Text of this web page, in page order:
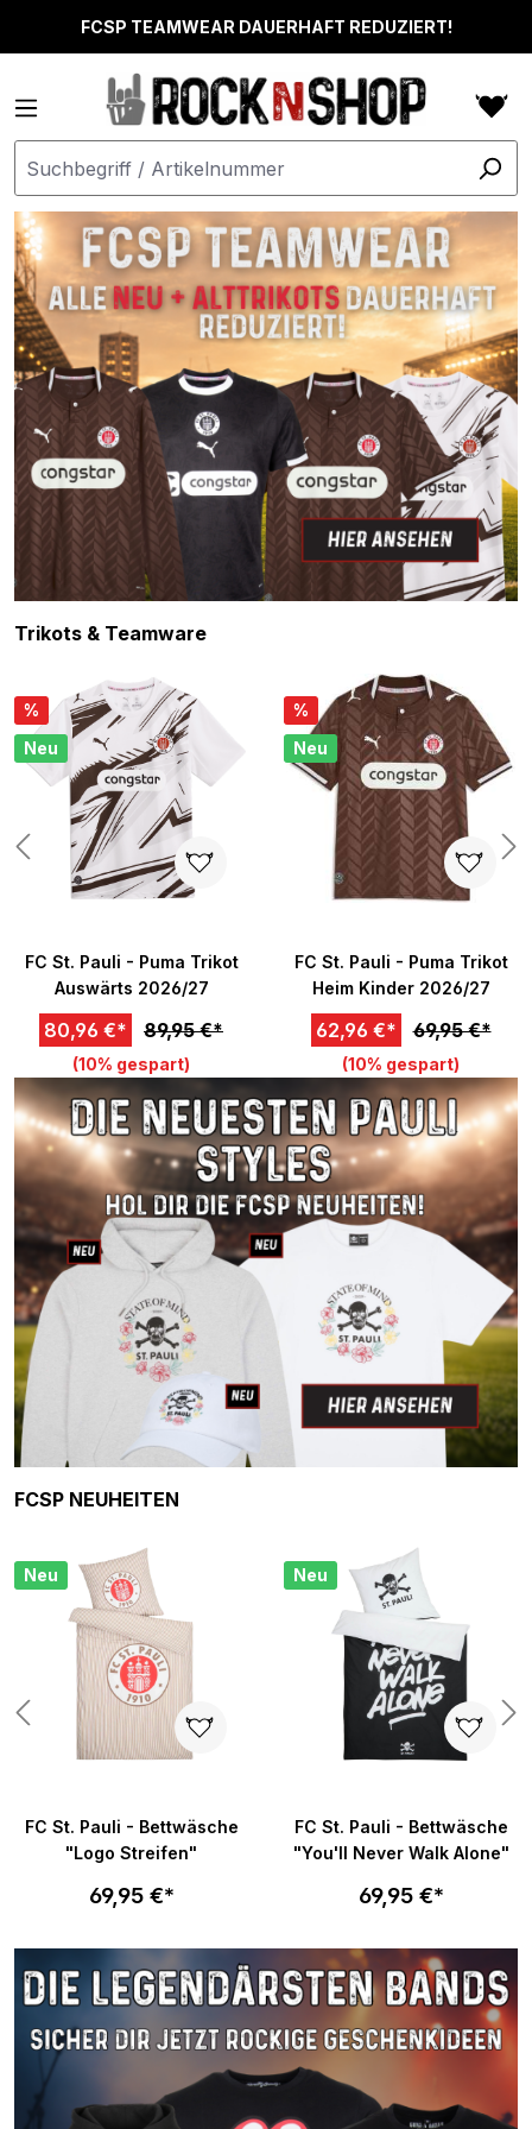
springenFCSP TEAMWEAR DAUERHAFT REDUZIERT!
Produktgalerie überspringen
Trikots & Teamware
von 5 Sternen
%
Neu
FC St. Pauli - Puma Trikot
Auswärts 2026/27
80,96 €* 89,95 €*
(10% gespart)
%
Neu
FC St. Pauli - Puma Trikot
Heim Kinder 2026/27
62,96 €* 69,95 €*
(10% gespart)
Produktgalerie überspringen
FCSP NEUHEITEN
von 5 Sternen
Neu
FC St. Pauli - Bettwäsche
"Logo Streifen"
69,95 €*
Neu
FC St. Pauli - Bettwäsche
"You'll Never Walk Alone"
69,95 €*